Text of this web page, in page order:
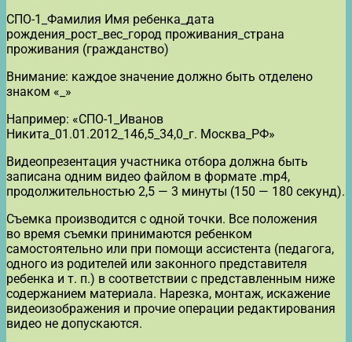
СПО-1_Фамилия Имя ребенка_дата
рождения_рост_вес_город проживания_страна
проживания (гражданство)
Внимание: каждое значение должно быть отделено
знаком «_»
Например: «СПО-1_Иванов
Никита_01.01.2012_146,5_34,0_г. Москва_РФ»
Видеопрезентация участника отбора должна быть
записана одним видео файлом в формате .mp4,
продолжительностью 2,5 — 3 минуты (150 — 180 секунд).
Съемка производится с одной точки. Все положения
во время съемки принимаются ребенком
самостоятельно или при помощи ассистента (педагога,
одного из родителей или законного представителя
ребенка и т. п.) в соответствии с представленным ниже
содержанием материала. Нарезка, монтаж, искажение
видеоизображения и прочие операции редактирования
видео не допускаются.